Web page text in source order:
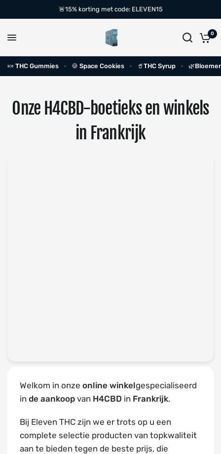
🚨15% korting met code: ELEVEN15
0
🍬 THC Gummies 🍪 Space Cookies 🥤THC Syrup
Onze H4CBD-boetieks en winkels
in Frankrijk
Welkom in onzeonline winkelgespecialiseerd
inde aankoop van H4CBD in Frankrijk.
Bij Eleven THC zijn we er trots op u een
complete selectie producten van topkwaliteit
aan te bieden tegen de beste prijs, die